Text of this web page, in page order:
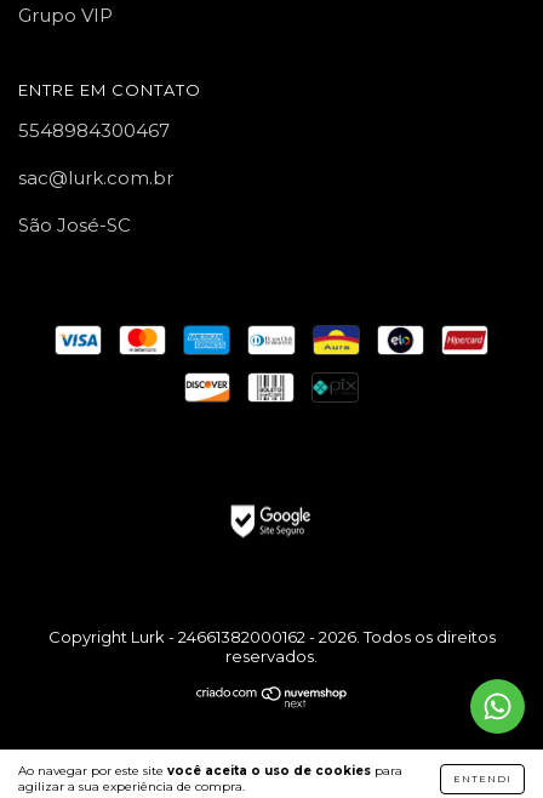
Ao navegar por este site você aceita o uso de cookies para
agilizar a sua experiência de compra.
ENTENDI
Grupo VIP
ENTRE EM CONTATO
5548984300467
sac@lurk.com.br
São José-SC
Copyright Lurk - 24661382000162 - 2026. Todos os direitos
reservados.